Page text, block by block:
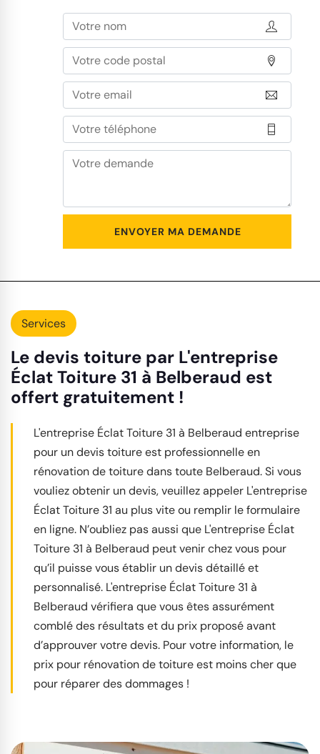
Services
Le devis toiture par L'entreprise
Éclat Toiture 31 à Belberaud est
offert gratuitement !
L'entreprise Éclat Toiture 31 à Belberaud entreprise
pour un devis toiture est professionnelle en
rénovation de toiture dans toute Belberaud. Si vous
vouliez obtenir un devis, veuillez appeler L'entreprise
Éclat Toiture 31 au plus vite ou remplir le formulaire
en ligne. N’oubliez pas aussi que L'entreprise Éclat
Toiture 31 à Belberaud peut venir chez vous pour
qu’il puisse vous établir un devis détaillé et
personnalisé. L'entreprise Éclat Toiture 31 à
Belberaud vérifiera que vous êtes assurément
comblé des résultats et du prix proposé avant
d’approuver votre devis. Pour votre information, le
prix pour rénovation de toiture est moins cher que
pour réparer des dommages !